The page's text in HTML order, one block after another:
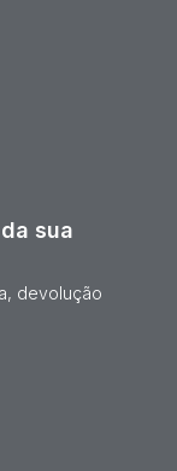
sua
devolução